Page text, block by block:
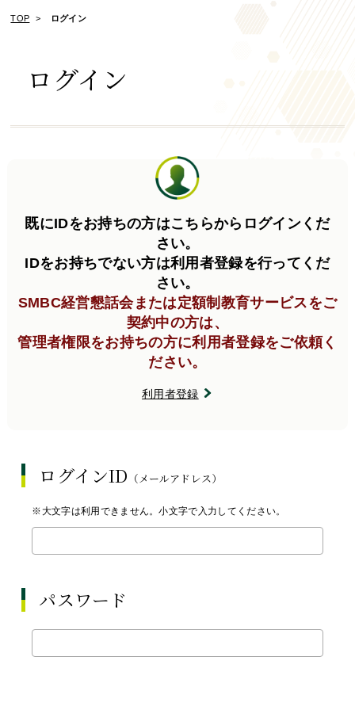
TOP ログイン
ログイン
既にIDをお持ちの方はこちらからログインくだ
さい。
IDをお持ちでない方は利用者登録を行ってくだ
さい。
SMBC経営懇話会または定額制教育サービスをご
契約中の方は、
管理者権限をお持ちの方に利用者登録をご依頼く
ださい。
利用者登録
ログインID （メールアドレス）
※大文字は利用できません。小文字で入力してください。
パスワード